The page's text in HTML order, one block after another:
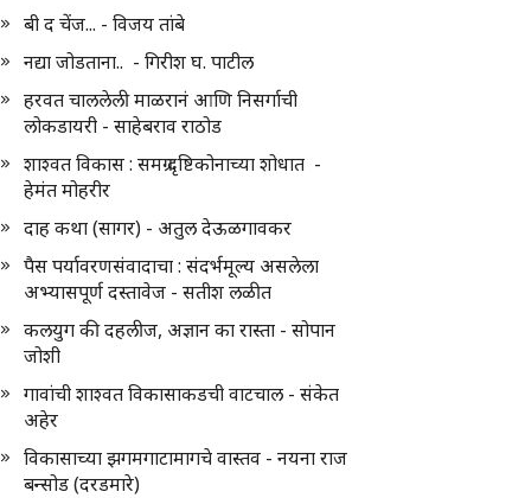
बी द चेंज... - विजय तांबे
नद्या जोडताना.. - गिरीश घ. पाटील
हरवत चाललेली माळरानं आणि निसर्गाची
लोकडायरी - साहेबराव राठोड
शाश्वत विकास : समग्र दृष्टिकोनाच्या शोधात -
हेमंत मोहरीर
दाह कथा (सागर) - अतुल देऊळगावकर
पैस पर्यावरणसंवादाचा : संदर्भमूल्य असलेला
अभ्यासपूर्ण दस्तावेज - सतीश लळीत
कलयुग की दहलीज, अज्ञान का रास्ता - सोपान
जोशी
गावांची शाश्वत विकासाकडची वाटचाल - संकेत
अहेर
विकासाच्या झगमगाटामागचे वास्तव - नयना राज
बन्सोड (दरडमारे)